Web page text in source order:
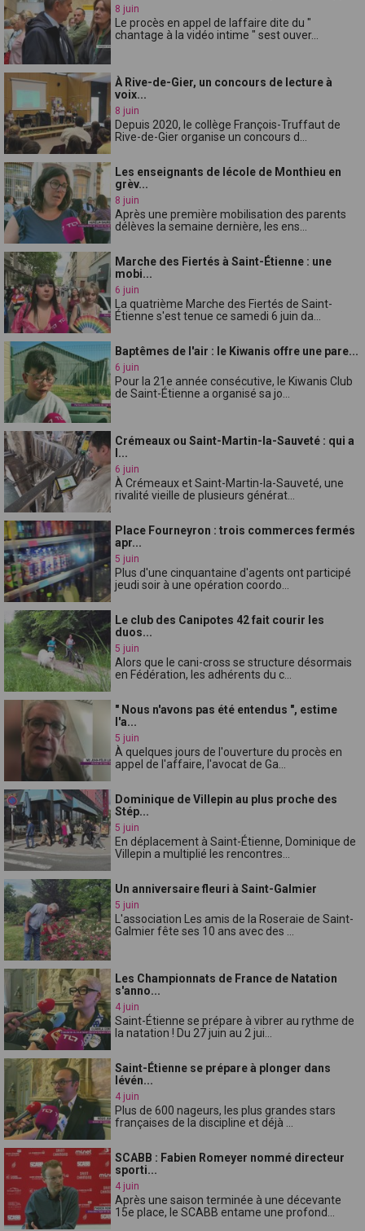
8 juin
Le procès en appel de laffaire dite du "
chantage à la vidéo intime " sest ouver...
À Rive-de-Gier, un concours de lecture à
voix...
8 juin
Depuis 2020, le collège François-Truffaut de
Rive-de-Gier organise un concours d...
Les enseignants de lécole de Monthieu en
grèv...
8 juin
Après une première mobilisation des parents
délèves la semaine dernière, les ens...
Marche des Fiertés à Saint-Étienne : une
mobi...
6 juin
La quatrième Marche des Fiertés de Saint-
Étienne s'est tenue ce samedi 6 juin da...
Baptêmes de l'air : le Kiwanis offre une pare...
6 juin
Pour la 21e année consécutive, le Kiwanis Club
de Saint-Étienne a organisé sa jo...
Crémeaux ou Saint-Martin-la-Sauveté : qui a
l...
6 juin
À Crémeaux et Saint-Martin-la-Sauveté, une
rivalité vieille de plusieurs générat...
Place Fourneyron : trois commerces fermés
apr...
5 juin
Plus d'une cinquantaine d'agents ont participé
jeudi soir à une opération coordo...
Le club des Canipotes 42 fait courir les
duos...
5 juin
Alors que le cani-cross se structure désormais
en Fédération, les adhérents du c...
" Nous n'avons pas été entendus ", estime
l'a...
5 juin
À quelques jours de l'ouverture du procès en
appel de l'affaire, l'avocat de Ga...
Dominique de Villepin au plus proche des
Stép...
5 juin
En déplacement à Saint-Étienne, Dominique de
Villepin a multiplié les rencontres...
Un anniversaire fleuri à Saint-Galmier
5 juin
L'association Les amis de la Roseraie de Saint-
Galmier fête ses 10 ans avec des ...
Les Championnats de France de Natation
s'anno...
4 juin
Saint-Étienne se prépare à vibrer au rythme de
la natation ! Du 27 juin au 2 jui...
Saint-Étienne se prépare à plonger dans
lévén...
4 juin
Plus de 600 nageurs, les plus grandes stars
françaises de la discipline et déjà ...
SCABB : Fabien Romeyer nommé directeur
sporti...
4 juin
Après une saison terminée à une décevante
15e place, le SCABB entame une profond...